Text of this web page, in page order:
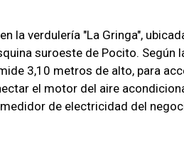
la verdulería "La Gringa",
suroeste de Pocito. Según
3,10 metros de alto, para
el motor del aire
de electricidad del